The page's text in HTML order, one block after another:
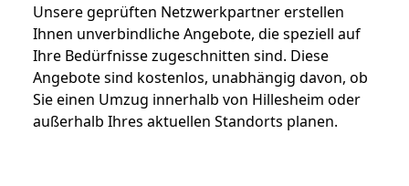
Unsere geprüften Netzwerkpartner erstellen
Ihnen unverbindliche Angebote, die speziell auf
Ihre Bedürfnisse zugeschnitten sind. Diese
Angebote sind kostenlos, unabhängig davon, ob
Sie einen Umzug innerhalb von Hillesheim oder
außerhalb Ihres aktuellen Standorts planen.